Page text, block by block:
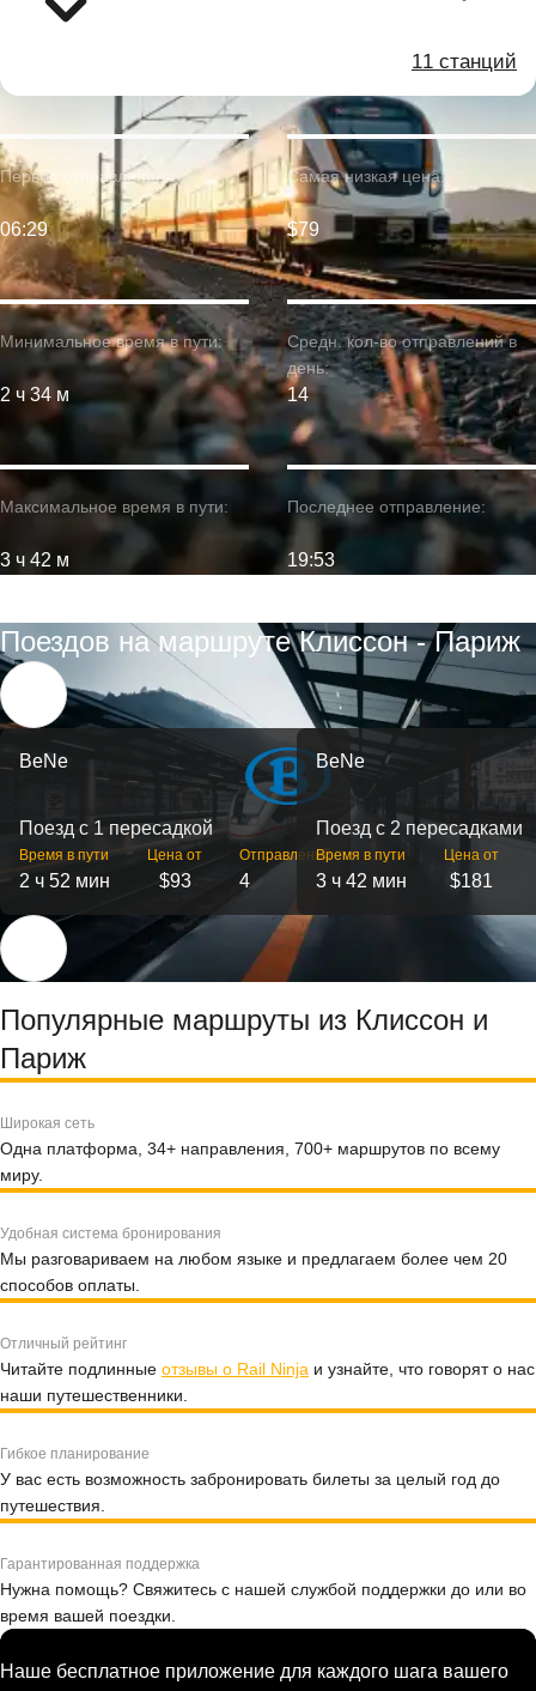
11 станций
Минимальное время в пути:
2 ч 34 м
Первое отправление:
06:29
Максимальное время в пути:
3 ч 42 м
Самая низкая цена:
$79
Средн. кол-во отправлений в
день:
14
Последнее отправление:
19:53
Поездов на маршруте Клиссон - Париж
BeNe
Поезд с 1 пересадкой
Время в пути
2 ч 52 мин
Цена от
$93
Отправлений
4
BeNe
Поезд с 2 пересадками
Время в пути
3 ч 42 мин
Цена от
$181
Популярные маршруты из Клиссон и
Париж
Широкая сеть
Одна платформа, 34+ направления, 700+ маршрутов по всему
миру.
Удобная система бронирования
Мы разговариваем на любом языке и предлагаем более чем 20
способов оплаты.
Отличный рейтинг
Читайте подлинные отзывы о Rail Ninja и узнайте, что говорят о нас
наши путешественники.
Гибкое планирование
У вас есть возможность забронировать билеты за целый год до
путешествия.
Гарантированная поддержка
Нужна помощь? Свяжитесь с нашей службой поддержки до или во
время вашей поездки.
Наше бесплатное приложение для каждого шага вашего